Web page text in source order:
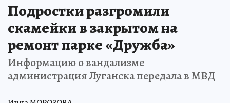
Подростки разгромили
скамейки в закрытом на
ремонт парке «Дружба»
Информацию о вандализме
администрация Луганска передала в МВД